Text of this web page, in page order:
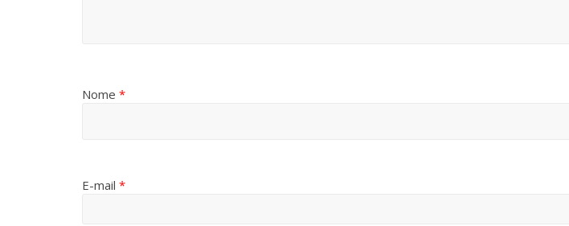
Nome *
E-mail *